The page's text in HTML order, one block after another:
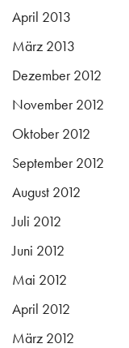
April 2013
März 2013
Dezember 2012
November 2012
Oktober 2012
September 2012
August 2012
Juli 2012
Juni 2012
Mai 2012
April 2012
März 2012